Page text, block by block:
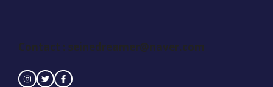
Contact : seinedreamer@naver.com